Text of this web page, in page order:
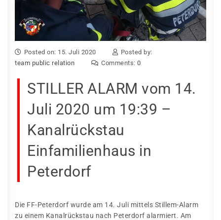
Posted on: 15. Juli 2020
Posted by:
team public relation
Comments: 0
STILLER ALARM vom 14.
Juli 2020 um 19:39 –
Kanalrückstau
Einfamilienhaus in
Peterdorf
Die FF-Peterdorf wurde am 14. Juli mittels Stillem-Alarm
zu einem Kanalrückstau nach Peterdorf alarmiert. Am